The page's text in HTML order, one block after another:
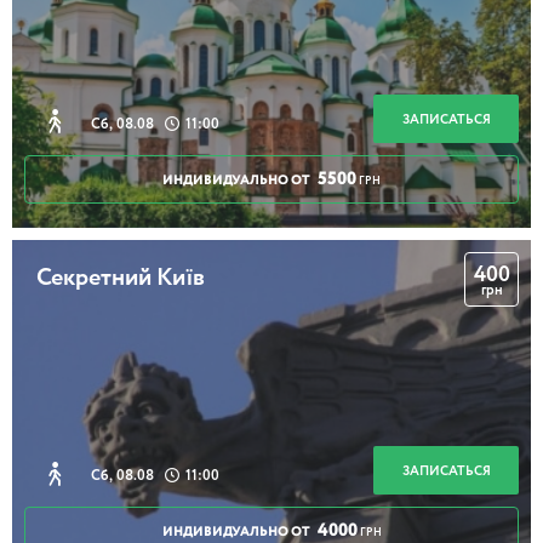
3 часа
Храмы Печерска
3 часа
Тайна дома Либермана
2 часа 30 минут
Сб, 08.08 11:00 ЗАПИСАТЬСЯ
ИНДИВИДУАЛЬНО ОТ 5500 ГРН
Секретний Київ
Сб, 08.08 11:00
400
грн
ЗАПИСАТЬСЯ
ИНДИВИДУАЛЬНО ОТ 4000 ГРН